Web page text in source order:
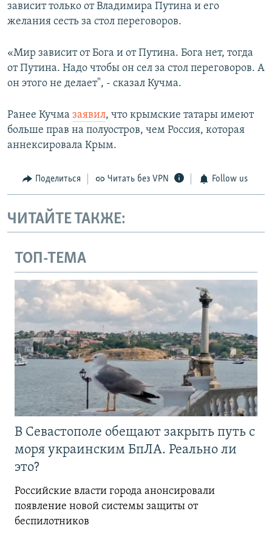
зависит только от Владимира Путина и его
желания сесть за стол переговоров.
«Мир зависит от Бога и от Путина. Бога нет, тогда
от Путина. Надо чтобы он сел за стол переговоров. А
он этого не делает", - сказал Кучма.
Ранее Кучма заявил, что крымские татары имеют
больше прав на полуостров, чем Россия, которая
аннексировала Крым.
Поделиться Читать без VPN Follow us
ЧИТАЙТЕ ТАКЖЕ:
ТОП-ТЕМА
В Севастополе обещают закрыть путь с
моря украинским БпЛА. Реально ли
это?
Российские власти города анонсировали
появление новой системы защиты от
беспилотников